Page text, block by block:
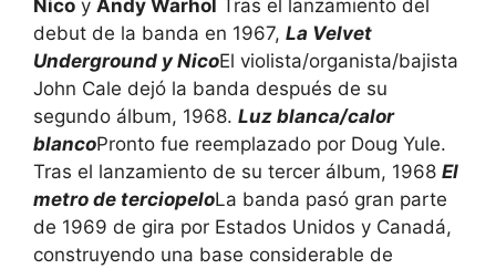
Nico y Andy Warhol Tras el lanzamiento del
debut de la banda en 1967, La Velvet
Underground y NicoEl violista/organista/bajista
John Cale dejó la banda después de su
segundo álbum, 1968. Luz blanca/calor
blancoPronto fue reemplazado por Doug Yule.
Tras el lanzamiento de su tercer álbum, 1968 El
metro de terciopeloLa banda pasó gran parte
de 1969 de gira por Estados Unidos y Canadá,
construyendo una base considerable de